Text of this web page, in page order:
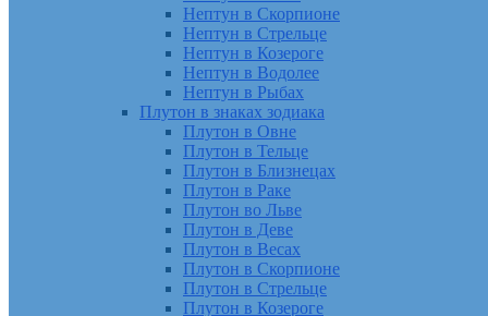
Нептун в Скорпионе
Нептун в Стрельце
Нептун в Козероге
Нептун в Водолее
Нептун в Рыбах
Плутон в знаках зодиака
Плутон в Овне
Плутон в Тельце
Плутон в Близнецах
Плутон в Раке
Плутон во Льве
Плутон в Деве
Плутон в Весах
Плутон в Скорпионе
Плутон в Стрельце
Плутон в Козероге